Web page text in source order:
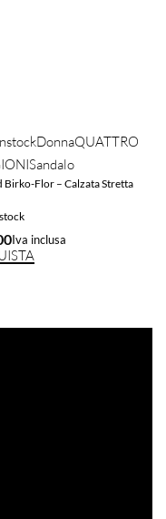
DonnaQUATTRO
Sandalo
Birko-Flor – Calzata Stretta
Iva inclusa